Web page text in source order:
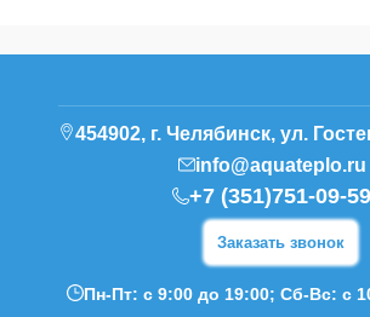
454902, г. Челябинск, ул.
info@aquateplo.ru
+7 (351)751-09-59
Заказать звонок
Пн-Пт: с 9:00 до 19:00; Сб-Вс: с